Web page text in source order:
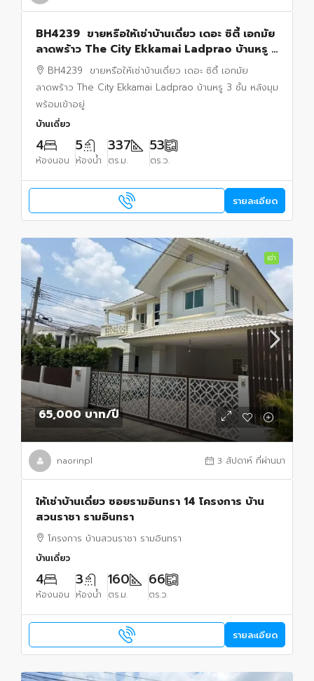
BH4239 ขายหรือให้เช่าบ้านเดี่ยว เดอะ ซิตี้ เอกมัย
ลาดพร้าว The City Ekkamai Ladprao บ้านหรู 3
ชั้น หลังมุม
BH4239 ขายหรือให้เช่าบ้านเดี่ยว เดอะ ซิตี้ เอกมัย
ลาดพร้าว The City Ekkamai Ladprao บ้านหรู 3 ชั้น หลังมุม
พร้อมเข้าอยู่
บ้านเดี่ยว
4
ห้องนอน
5
ห้องน้ำ
337
ตร.ม.
53
ตร.ว.
รายละเอียด
เช่า
65,000 บาท/ปี
naorinpl 3 สัปดาห์ ที่ผ่านมา
ให้เช่าบ้านเดี่ยว ซอยรามอินทรา 14 โครงการ บ้าน
สวนราชา รามอินทรา
โครงการ บ้านสวนราชา รามอินทรา
บ้านเดี่ยว
4
ห้องนอน
3
ห้องน้ำ
160
ตร.ม.
66
ตร.ว.
รายละเอียด